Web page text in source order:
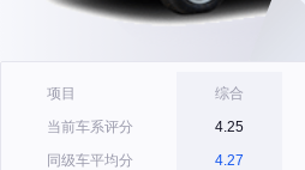
项目
当前车系评分
同级车平均分
综合
4.25
4.27